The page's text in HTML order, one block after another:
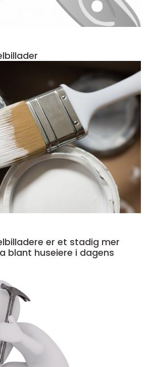
er et stadig mer
huseiere i dagens